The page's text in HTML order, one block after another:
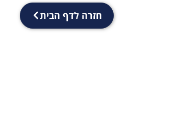
חזרה לדף הבית